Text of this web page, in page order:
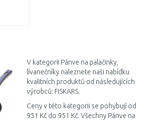
V kategorii Pánve na palačinky,
lívanečníky naleznete naši nabídku
kvalitních produktů od následujících
výrobců: FISKARS.
Ceny v této kategorii se pohybují od
951 Kč do 951 Kč. Všechny Pánve na